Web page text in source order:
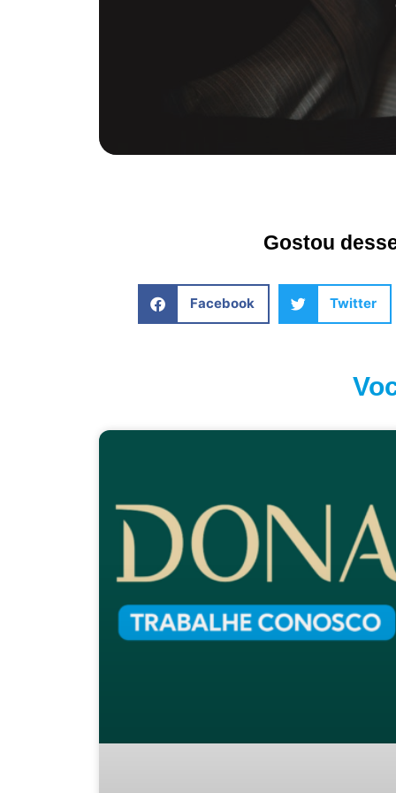
Gostou
Facebook Twitter